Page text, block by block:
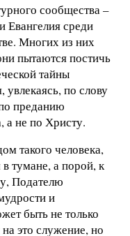
сообщества –
Евангелия среди
Многих из них
пытаются постичь
тайны
увлекаясь, по слову
преданию
а не по Христу.
такого человека,
тумане, а порой, к
Подателю
и
быть не только
это служение, но